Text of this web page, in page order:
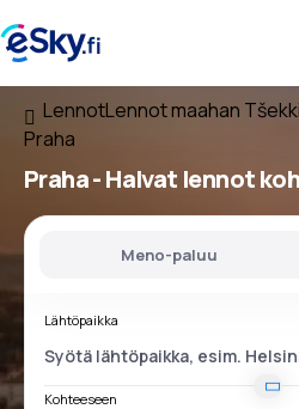
LennotLennot maahan Tšekki
Praha
Praha - Halvat lennot
Meno-paluu
Lähtöpaikka
Kohteeseen